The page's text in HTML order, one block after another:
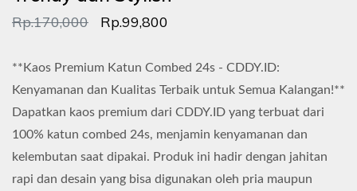
Rp.170,000 Rp.99,800
**Kaos Premium Katun Combed 24s - CDDY.ID:
Kenyamanan dan Kualitas Terbaik untuk Semua Kalangan!**
Dapatkan kaos premium dari CDDY.ID yang terbuat dari
100% katun combed 24s, menjamin kenyamanan dan
kelembutan saat dipakai. Produk ini hadir dengan jahitan
rapi dan desain yang bisa digunakan oleh pria maupun